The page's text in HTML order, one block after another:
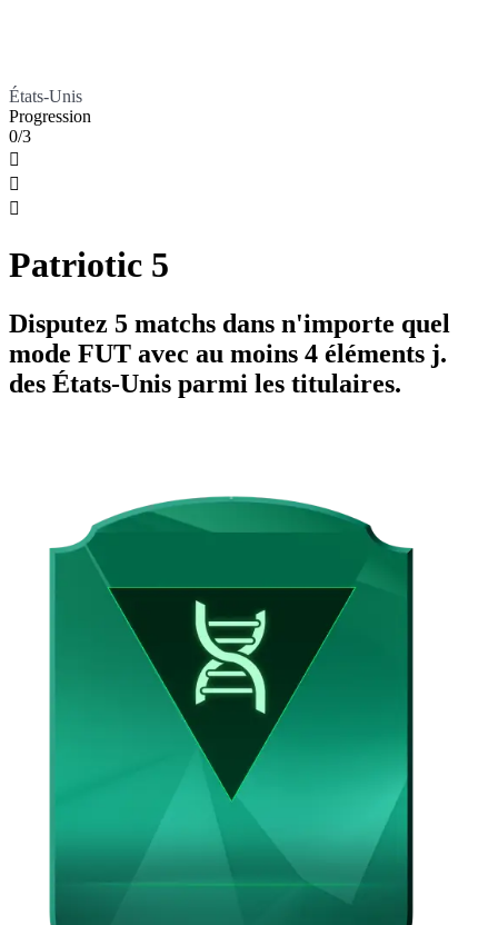
États-Unis
Progression
0/3



Patriotic 5
Disputez 5 matchs dans n'importe quel
mode FUT avec au moins 4 éléments j.
des États-Unis parmi les titulaires.